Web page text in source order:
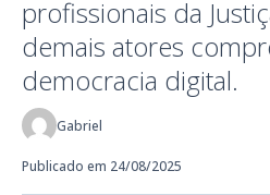
profissionais da
demais atores
democracia digital.
Gabriel
Publicado em 24/08/2025